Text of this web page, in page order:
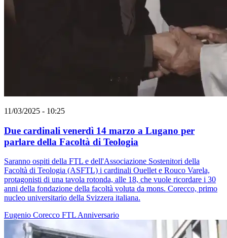
11/03/2025 - 10:25
Due cardinali venerdì 14 marzo a Lugano per
parlare della Facoltà di Teologia
Saranno ospiti della FTL e dell'Associazione Sostenitori della
Facoltà di Teologia (ASFTL) i cardinali Ouellet e Rouco Varela,
protagonisti di una tavola rotonda, alle 18, che vuole ricordare i 30
anni della fondazione della facoltà voluta da mons. Corecco, primo
nucleo universitario della Svizzera italiana.
Eugenio Corecco FTL Anniversario